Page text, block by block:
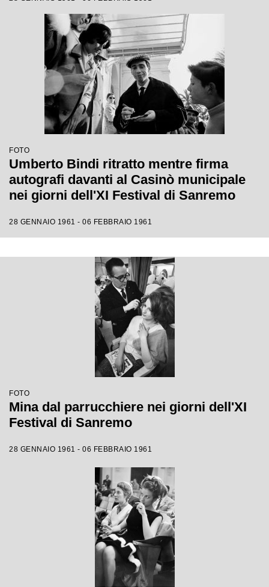
FOTO
Umberto Bindi ritratto mentre firma
autografi davanti al Casinò municipale
nei giorni dell'XI Festival di Sanremo
28 GENNAIO 1961 - 06 FEBBRAIO 1961
FOTO
Mina dal parrucchiere nei giorni dell'XI
Festival di Sanremo
28 GENNAIO 1961 - 06 FEBBRAIO 1961